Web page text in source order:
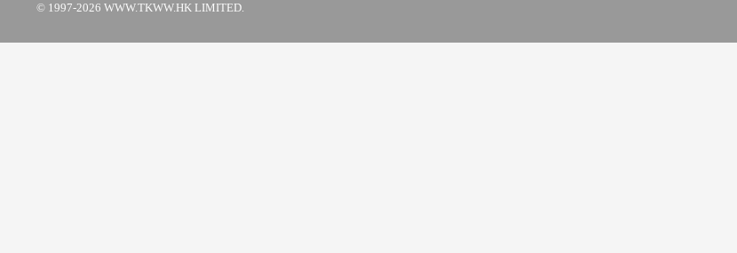
© 1997-2026 WWW.TKWW.HK LIMITED.